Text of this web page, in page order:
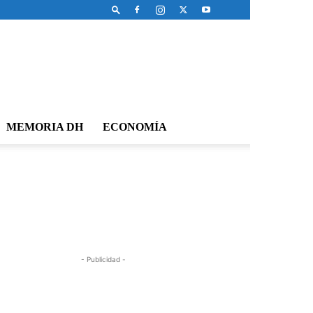
MEMORIA DH ECONOMÍA
- Publicidad -